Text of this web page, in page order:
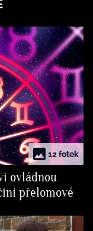
12 fotek
ovládnou
přelomové